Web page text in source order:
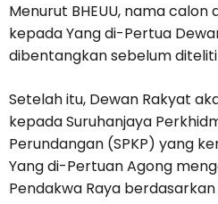
Menurut BHEUU, nama
kepada Yang di-Pertua
dibentangkan sebelum
Setelah itu, Dewan Rakyat
kepada Suruhanjaya
Perundangan (SPKP) yang
Yang di-Pertuan Agong
Pendakwa Raya